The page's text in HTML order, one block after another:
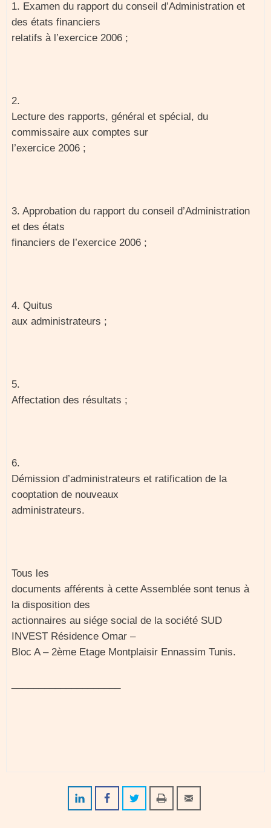
1. Examen du rapport du conseil d’Administration et
des états financiers
relatifs à l’exercice 2006 ;
2.
Lecture des rapports, général et spécial, du
commissaire aux comptes sur
l’exercice 2006 ;
3. Approbation du rapport du conseil d’Administration
et des états
financiers de l’exercice 2006 ;
4. Quitus
aux administrateurs ;
5.
Affectation des résultats ;
6.
Démission d’administrateurs et ratification de la
cooptation de nouveaux
administrateurs.
Tous les
documents afférents à cette Assemblée sont tenus à
la disposition des
actionnaires au siége social de la société SUD
INVEST Résidence Omar –
Bloc A – 2ème Etage Montplaisir Ennassim Tunis.